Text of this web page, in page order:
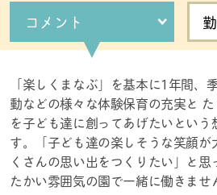
コメント
「楽しくまなぶ」を基本に1年間、
動などの様々な体験保育の充実と
を子ども達に創ってあげたいとい
す。「子ども達の楽しそうな笑顔
くさんの思い出をつくりたい」と
たかい雰囲気の園で一緒に働きませ